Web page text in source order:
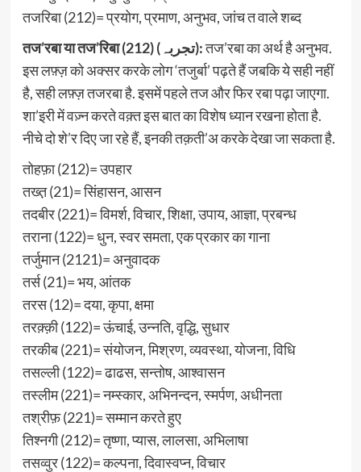
तजरिबा (212)= प्रयोग, प्रमाण, अनुभव, जांच त वाले शब्द
तज’रबा या तज’रिबा (212) (تجربہ):तज’रबा का अर्थ है अनुभव.
इस लफ़्ज़ को अक्सर करके लोग ‘तजुर्बा’ पढ़ते हैं जबकि ये सही नहीं
है, सही लफ़्ज़ तजरबा है. इसमें पहले तज और फिर रबा पढ़ा जाएगा.
शा’इरी में वज़्न करते वक़्त इस बात का विशेष ध्यान रखना होता है.
नीचे दो शे’र दिए जा रहे हैं, इनकी तक़ती’अ करके देखा जा सकता है.
तोहफ़ा (212)= उपहार
तख्त़ (21)= सिंहासन, आसन
तदबीर (221)= विमर्श, विचार, शिक्षा, उपाय, आज्ञा, प्रबन्ध
तराना (122)= धुन, स्वर समता, एक प्रकार का गाना
तर्जुमान (2121)= अनुवादक
तर्स (21)= भय, आंतक
तरस (12)= दया, कृपा, क्षमा
तरक़्क़ी (122)= ऊंचाई, उन्नति, वृद्धि, सुधार
तरकीब (221)= संयोजन, मिश्रण, व्यवस्था, योजना, विधि
तसल्ली (122)= ढाढस, सन्तोष, आश्वासन
तस्लीम (221)= नम्स्कार, अभिनन्दन, स्मर्पण, अधीनता
तश्रीफ़ (221)= सम्मान करते हुए
तिश्नगी (212)= तृष्णा, प्यास, लालसा, अभिलाषा
तसव्वुर (122)= कल्पना, दिवास्वप्न, विचार